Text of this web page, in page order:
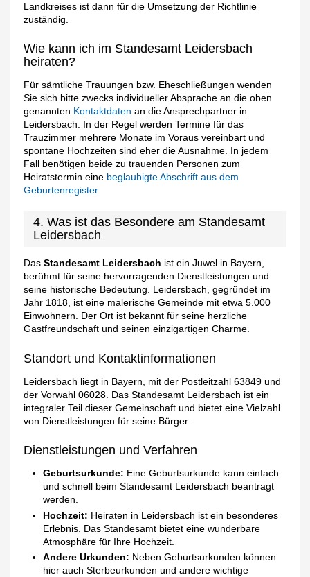
Landkreises ist dann für die Umsetzung der Richtlinie
zuständig.
Wie kann ich im Standesamt Leidersbach
heiraten?
Für sämtliche Trauungen bzw. Eheschließungen wenden
Sie sich bitte zwecks individueller Absprache an die oben
genannten Kontaktdaten an die Ansprechpartner in
Leidersbach. In der Regel werden Termine für das
Trauzimmer mehrere Monate im Voraus vereinbart und
spontane Hochzeiten sind eher die Ausnahme. In jedem
Fall benötigen beide zu trauenden Personen zum
Heiratstermin eine beglaubigte Abschrift aus dem
Geburtenregister.
4. Was ist das Besondere am Standesamt
Leidersbach
DasStandesamt Leidersbach ist ein Juwel in Bayern,
berühmt für seine hervorragenden Dienstleistungen und
seine historische Bedeutung. Leidersbach, gegründet im
Jahr 1818, ist eine malerische Gemeinde mit etwa 5.000
Einwohnern. Der Ort ist bekannt für seine herzliche
Gastfreundschaft und seinen einzigartigen Charme.
Standort und Kontaktinformationen
Leidersbach liegt in Bayern, mit der Postleitzahl 63849 und
der Vorwahl 06028. Das Standesamt Leidersbach ist ein
integraler Teil dieser Gemeinschaft und bietet eine Vielzahl
von Dienstleistungen für seine Bürger.
Dienstleistungen und Verfahren
Geburtsurkunde: Eine Geburtsurkunde kann einfach
und schnell beim Standesamt Leidersbach beantragt
werden.
Hochzeit: Heiraten in Leidersbach ist ein besonderes
Erlebnis. Das Standesamt bietet eine wunderbare
Atmosphäre für Ihre Hochzeit.
Andere Urkunden: Neben Geburtsurkunden können
hier auch Sterbeurkunden und andere wichtige